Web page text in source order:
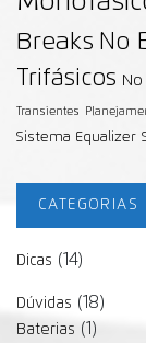
Breaks No
Trifásicos
Transientes
Sistema Equalizer
CATEGORIAS
Dicas (14)
Dúvidas (18)
Baterias (1)